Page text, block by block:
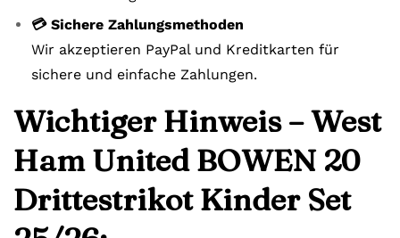
💳 Sichere Zahlungsmethoden
Wir akzeptieren PayPal und Kreditkarten für
sichere und einfache Zahlungen.
Wichtiger Hinweis – West
Ham United BOWEN 20
Drittestrikot Kinder Set